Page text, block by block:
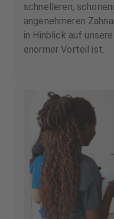
schnelleren,
angenehmeren
in Hinblick auf
enormer Vorteil ist.